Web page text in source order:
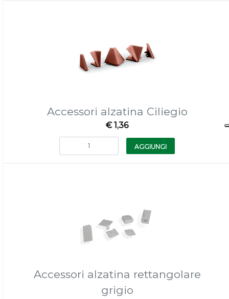
Accessori alzatina Ciliegio
€ 1,36
Quantità
AGGIUNGI
Accessori alzatina rettangolare
grigio